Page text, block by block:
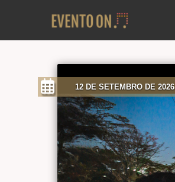
12 DE SETEMBRO DE 2026